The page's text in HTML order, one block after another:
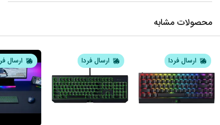
محصولات مشابه
ارسال فردا ارسال فردا ارسال